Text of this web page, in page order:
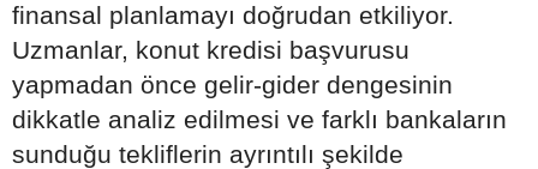
finansal planlamayı doğrudan etkiliyor.
Uzmanlar, konut kredisi başvurusu
yapmadan önce gelir-gider dengesinin
dikkatle analiz edilmesi ve farklı bankaların
sunduğu tekliflerin ayrıntılı şekilde